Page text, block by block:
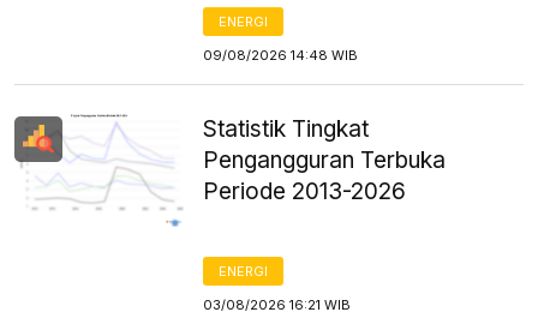
ENERGI
09/08/2026 14:48 WIB
Statistik Tingkat
Pengangguran Terbuka
Periode 2013-2026
ENERGI
03/08/2026 16:21 WIB